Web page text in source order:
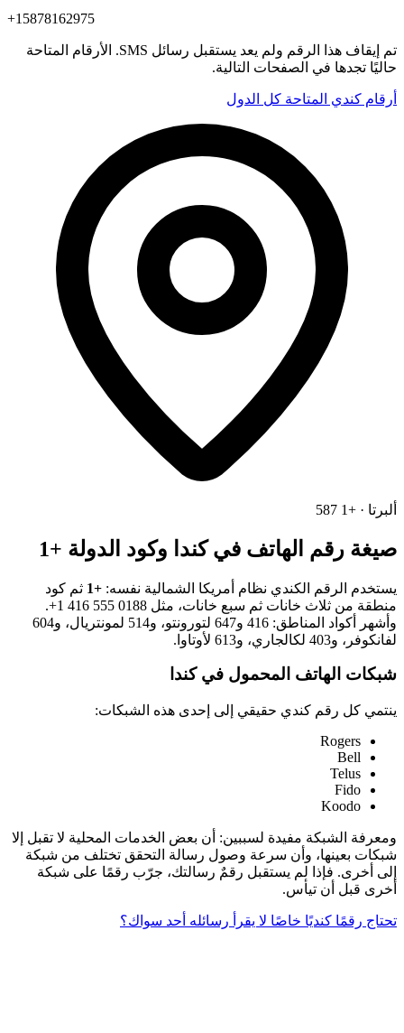
+15878162975
تم إيقاف هذا الرقم ولم يعد يستقبل رسائل SMS. الأرقام المتاحة
حاليًا تجدها في الصفحات التالية.
أرقام كندي المتاحة كل الدول
ألبرتا · +1 587
صيغة رقم الهاتف في كندا وكود الدولة +1
يستخدم الرقم الكندي نظام أمريكا الشمالية نفسه: +1
ثم كود
منطقة من ثلاث خانات ثم سبع خانات، مثل +1 416 555 0188
.
وأشهر أكواد المناطق: 416 و647 لتورونتو، و514 لمونتريال، و604
لفانكوفر، و403 لكالجاري، و613 لأوتاوا.
شبكات الهاتف المحمول في كندا
ينتمي كل رقم كندي حقيقي إلى إحدى هذه الشبكات:
Rogers
Bell
Telus
Fido
Koodo
ومعرفة الشبكة مفيدة لسببين: أن بعض الخدمات المحلية لا تقبل إلا
شبكات بعينها، وأن سرعة وصول رسالة التحقق تختلف من شبكة
إلى أخرى. فإذا لم يستقبل رقمٌ رسالتك، جرّب رقمًا على شبكة
أخرى قبل أن تيأس.
تحتاج رقمًا كنديًا خاصًا لا يقرأ رسائله أحد سواك؟